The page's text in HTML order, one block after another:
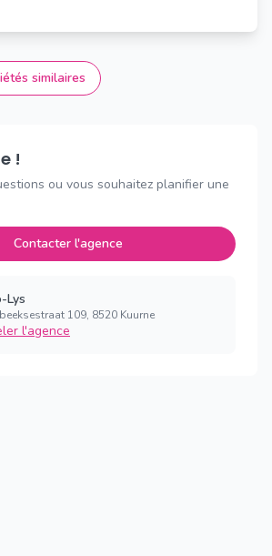
similaires
!
ou vous souhaitez planifier une
Contacter l'agence
Lys
109, 8520 Kuurne
l'agence